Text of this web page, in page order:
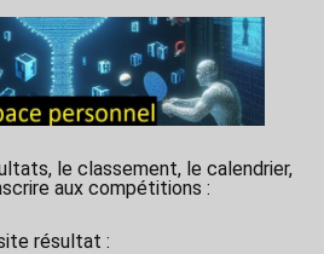
le classement, le calendrier,
aux compétitions :
résultat :